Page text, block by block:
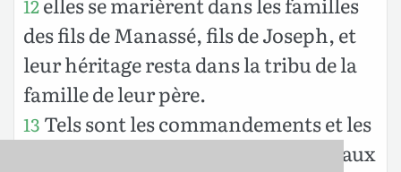
12
des fils de Manassé, fils de Joseph, et
leur héritage resta dans la tribu de la
famille de leur père.
13 Tels sont les commandements et les
lois que l’Éternel donna par Moïse aux